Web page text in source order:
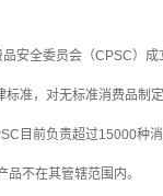
安全委员会（CPSC）成
准，对无标准消费品制
目前负责超过15000种消
不在其管辖范围内。